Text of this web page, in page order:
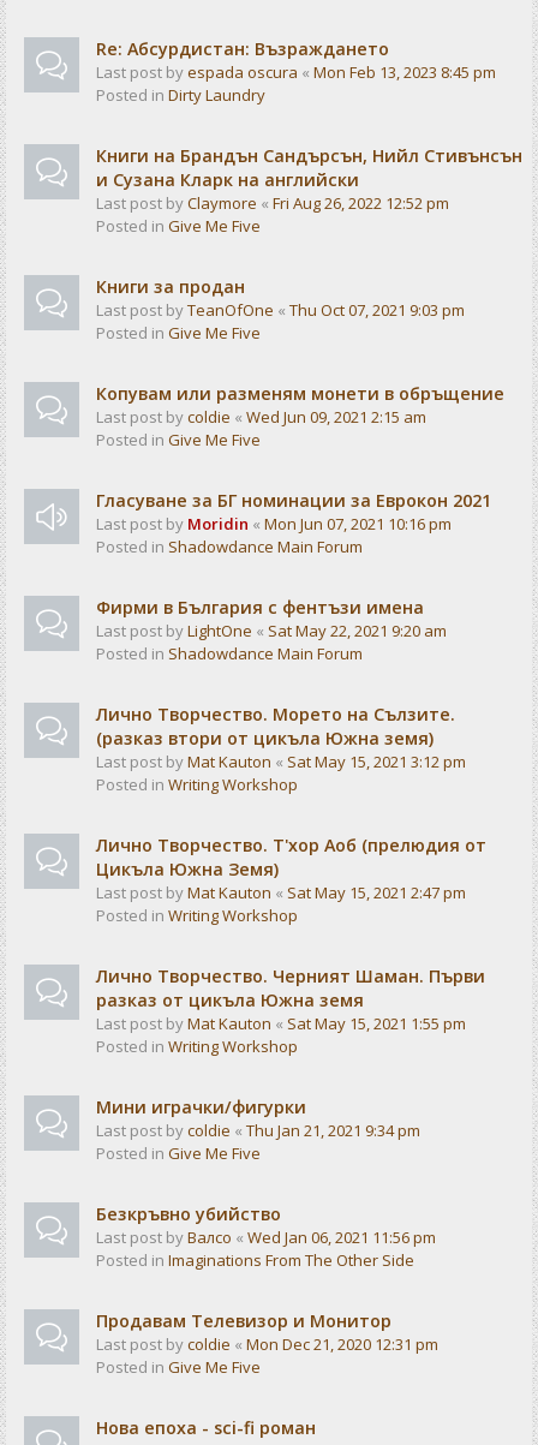
Re: Абсурдистан: Възраждането
Last post byespada oscura « Mon Feb 13, 2023 8:45 pm
Posted in Dirty Laundry
Книги на Брандън Сандърсън, Нийл Стивънсън
и Сузана Кларк на английски
Last post byClaymore « Fri Aug 26, 2022 12:52 pm
Posted in Give Me Five
Книги за продан
Last post byTeanOfOne « Thu Oct 07, 2021 9:03 pm
Posted in Give Me Five
Копувам или разменям монети в обръщение
Last post bycoldie « Wed Jun 09, 2021 2:15 am
Posted in Give Me Five
Гласуване за БГ номинации за Еврокон 2021
Last post by Moridin « Mon Jun 07, 2021 10:16 pm
Posted in Shadowdance Main Forum
Фирми в България с фентъзи имена
Last post byLightOne « Sat May 22, 2021 9:20 am
Posted in Shadowdance Main Forum
Лично Творчество. Морето на Сълзите.
(разказ втори от цикъла Южна земя)
Last post byMat Kauton « Sat May 15, 2021 3:12 pm
Posted in Writing Workshop
Лично Творчество. Т'хор Аоб (прелюдия от
Цикъла Южна Земя)
Last post byMat Kauton « Sat May 15, 2021 2:47 pm
Posted in Writing Workshop
Лично Творчество. Черният Шаман. Първи
разказ от цикъла Южна земя
Last post byMat Kauton « Sat May 15, 2021 1:55 pm
Posted in Writing Workshop
Мини играчки/фигурки
Last post bycoldie « Thu Jan 21, 2021 9:34 pm
Posted in Give Me Five
Безкръвно убийство
Last post byВалсо « Wed Jan 06, 2021 11:56 pm
Posted in Imaginations From The Other Side
Продавам Телевизор и Монитор
Last post bycoldie « Mon Dec 21, 2020 12:31 pm
Posted in Give Me Five
Нова епоха - sci-fi роман